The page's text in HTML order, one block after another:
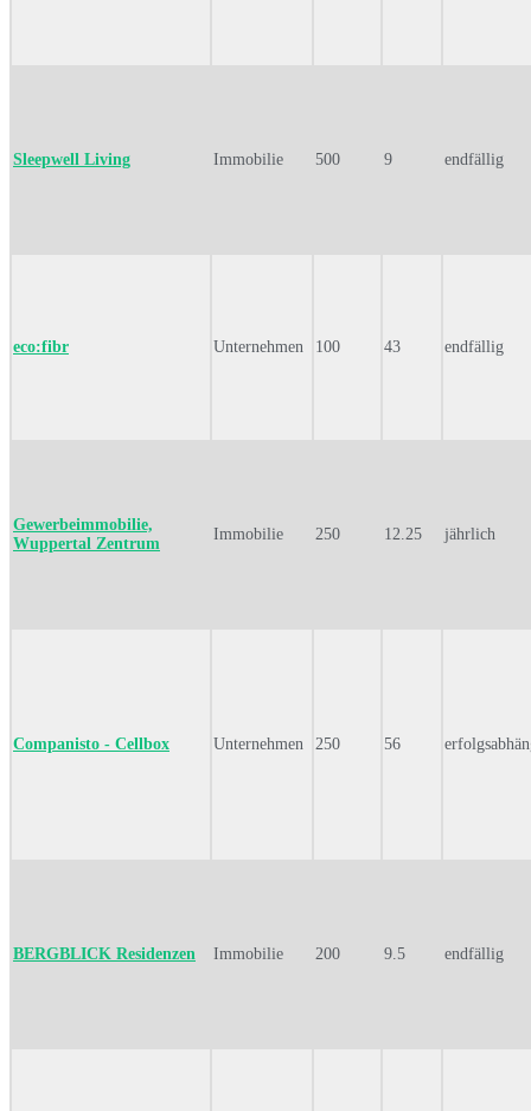
Sleepwell Living Immobilie 500 9 endfällig
eco:fibr Unternehmen 100 43 endfällig
Gewerbeimmobilie,
Wuppertal Zentrum
Immobilie 250 12.25 jährlich
Companisto - Cellbox Unternehmen 250 56
BERGBLICK Residenzen Immobilie 200 9.5 endfällig